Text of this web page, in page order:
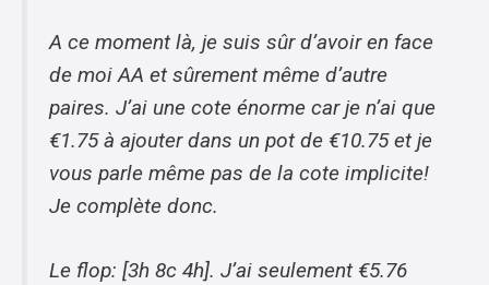
A ce moment là, je suis sûr d’avoir en face
de moi AA et sûrement même d’autre
paires. J’ai une cote énorme car je n’ai que
€1.75 à ajouter dans un pot de €10.75 et je
vous parle même pas de la cote implicite!
Je complète donc.
Le flop: [3h 8c 4h]. J’ai seulement €5.76